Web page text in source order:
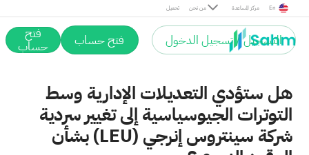
تحميل من نحن مركز المساعدة En
التسجيل / تسجيل الدخول فتح حساب فتح
حساب
هل ستؤدي التعديلات الإدارية وسط
التوترات الجيوسياسية إلى تغيير سردية
شركة سينتروس إنرجي (LEU) بشأن